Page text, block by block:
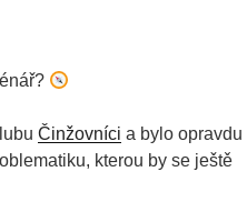
Činžovníci a bylo opravdu
kterou by se ještě